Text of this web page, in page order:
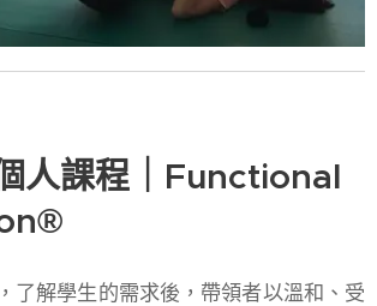
人課程｜Functional
了解學生的需求後，帶領者以溫和、受